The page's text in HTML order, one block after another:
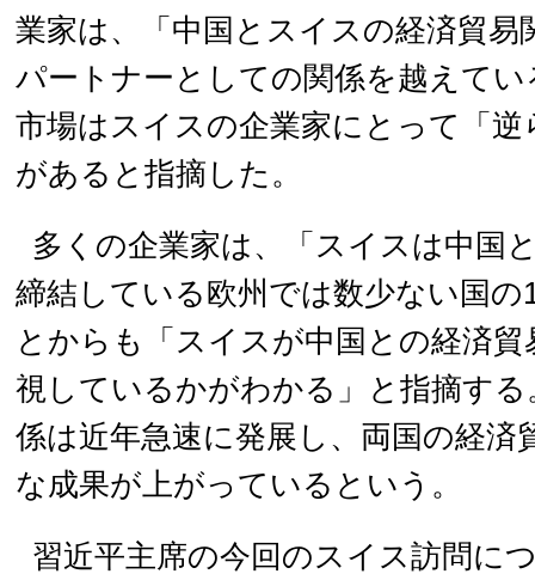
業家は、「中国とスイスの経済貿易
パートナーとしての関係を越えてい
市場はスイスの企業家にとって「逆
があると指摘した。
多くの企業家は、「スイスは中国
締結している欧州では数少ない国の
とからも「スイスが中国との経済
視しているかがわかる」と指摘する
係は近年急速に発展し、両国の経済
な成果が上がっているという。
習近平主席の今回のスイス訪問に